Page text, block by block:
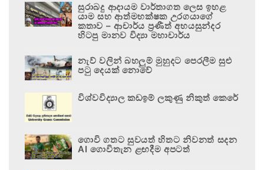
සුරාබදු ආදායම වාර්තාගත ලෙස ඉහළ
යාම සහ ආත්මභක්ෂක උරගයාගේ
කතාව – ආචාර්ය ප්‍රණීත් අභයසුන්දර
හිටපු මානව විද්‍යා මහාචාර්ය
නැව් වලින් බහලුම් මුහුදට පෙරලීම සුළු
පටු දෙයක් නොවේ
විශ්වවිද්‍යාල කඩඉම් ලකුණු නිකුත් කෙරේ
ගොවි ගතට සුවයත් හිතට නිවනත් සදන
AI ගොවිතැන ළඟදීම අපටත්